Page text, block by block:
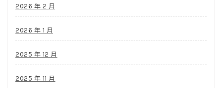
2026 年 2 月
2026 年 1 月
2025 年 12 月
2025 年 11 月